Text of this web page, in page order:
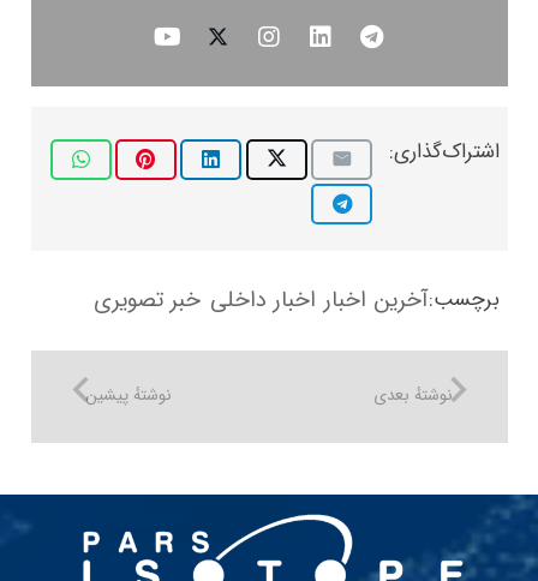
اشتراک‌گذاری:
برچسب:آخرین اخبار اخبار داخلی خبر تصویری
نوشتهٔ پیشین نوشتهٔ بعدی